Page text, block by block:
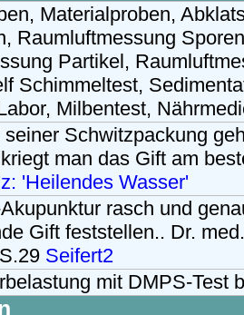
Materialproben,
Raumluftmessung
Partikel,
Schimmeltest,
Milbentest,
Schwitzpackung
man das Gift am
'Heilendes Wasser'
rasch und
Gift feststellen.. Dr.
Seifert2
mit DMPS-Test